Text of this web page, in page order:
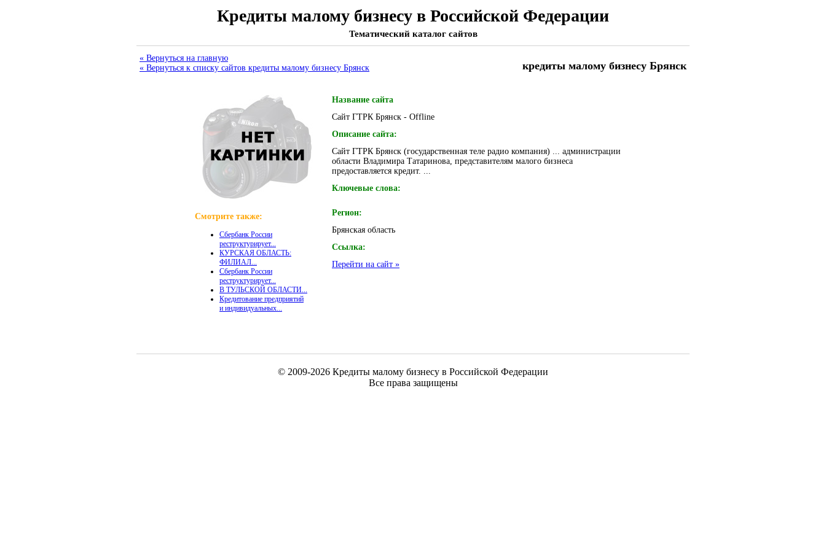
Кредиты малому бизнесу в Российской Федерации
Тематический каталог сайтов
« Вернуться на главную
« Вернуться к списку сайтов кредиты малому бизнесу Брянск
кредиты малому бизнесу Брянск
Смотрите также:
Сбербанк России
реструктурирует...
КУРСКАЯ ОБЛАСТЬ:
ФИЛИАЛ...
Сбербанк России
реструктурирует...
В ТУЛЬСКОЙ ОБЛАСТИ...
Кредитование предприятий
и индивидуальных...
Название сайта
Сайт ГТРК Брянск - Offline
Описание сайта:
Сайт ГТРК Брянск (государственная теле радио компания) ... администрации
области Владимира Татаринова, представителям малого бизнеса
предоставляется кредит. ...
Ключевые слова:
Регион:
Брянская область
Ссылка:
Перейти на сайт »
© 2009-2026 Кредиты малому бизнесу в Российской Федерации
Все права защищены